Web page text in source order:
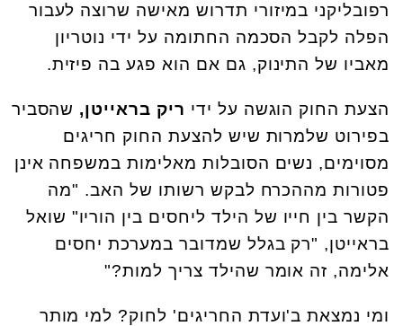
רפובליקני במיזורי תדרוש מאישה שרוצה לעבור
הפלה לקבל הסכמה החתומה על ידי נוטריון
מאביו של התינוק, גם אם הוא פגע בה פיזית.
הצעת החוק הוגשה על ידי ריק בראייטן, שהסביר
בפירוט שלמרות שיש להצעת החוק חריגים
מסוימים, נשים הסובלות מאלימות במשפחה אינן
פטורות מההכרח לבקש רשותו של האב. "מה
הקשר בין חייו של הילד ליחסים בין הוריו" שואל
בראייטן, "רק בגלל שמדובר במערכת יחסים
אלימה, זה אומר שהילד צריך למות?"
ומי נמצאת ב'ועדת החריגים' לחוק? למי מותר